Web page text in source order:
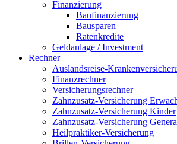
Finanzierung
Baufinanzierung
Bausparen
Ratenkredite
Geldanlage / Investment
Rechner
Auslandsreise-
Finanzrechner
Versicherungsrechner
Zahnzusatz-Versicherung
Zahnzusatz-Versicherung Kinder
Zahnzusatz-Versicherung
Heilpraktiker-Versicherung